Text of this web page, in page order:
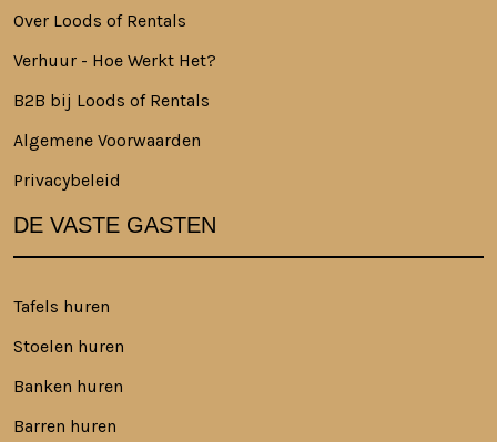
Over Loods of Rentals
Verhuur - Hoe Werkt Het?
B2B bij Loods of Rentals
Algemene Voorwaarden
Privacybeleid
DE VASTE GASTEN
Tafels huren
Stoelen huren
Banken huren
Barren huren